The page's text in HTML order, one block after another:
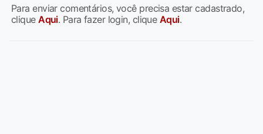
Para enviar comentários, você precisa estar cadastrado,
cliqueAqui. Para fazer login, clique Aqui.